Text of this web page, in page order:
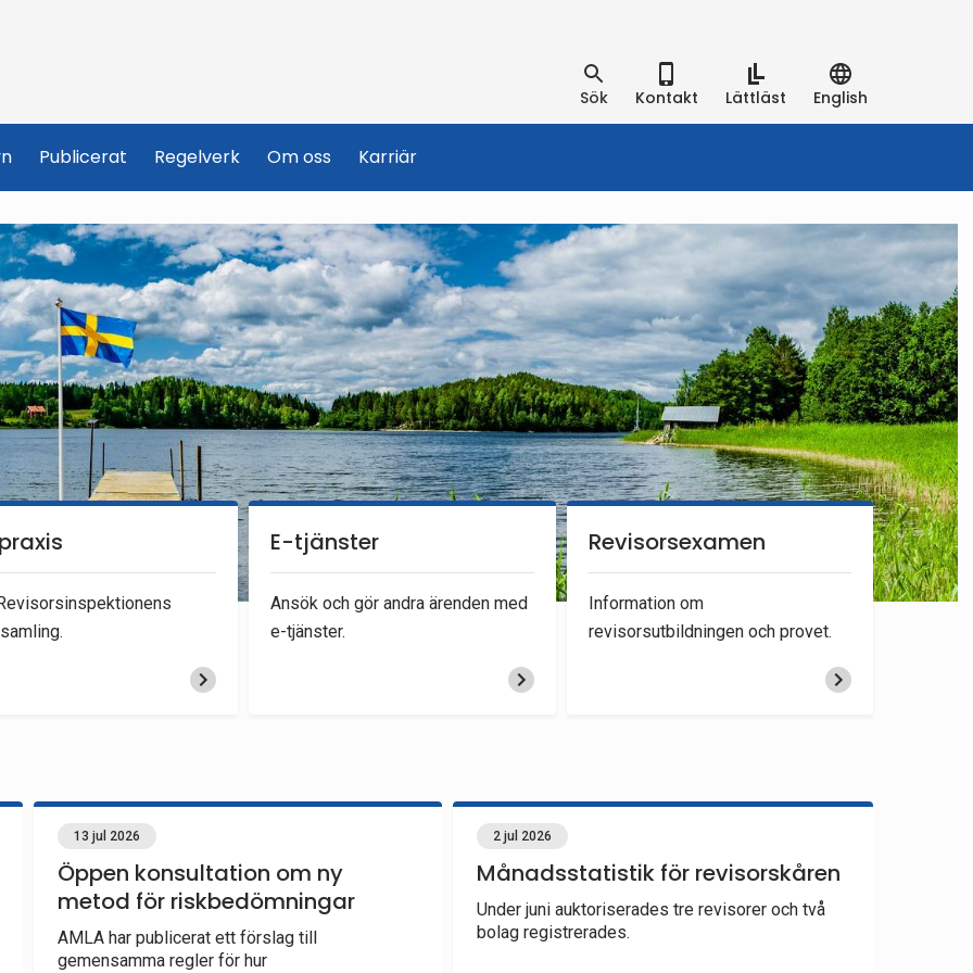
Sök Kontakt Lättläst English
Publicerat Regelverk Om oss Karriär
E-tjänster
Ansök och gör andra ärenden med
e-tjänster.
Revisorsexamen
Information om
revisorsutbildningen och provet.
13 jul 2026
Öppen konsultation om ny
metod för riskbedömningar
AMLA har publicerat ett förslag till
gemensamma regler för hur
2 jul 2026
Månadsstatistik för revisorskåren
Under juni auktoriserades tre revisorer och två
bolag registrerades.